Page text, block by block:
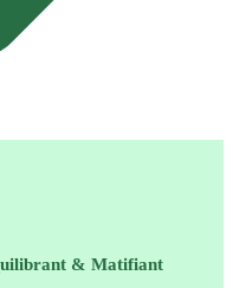
& Matifiant